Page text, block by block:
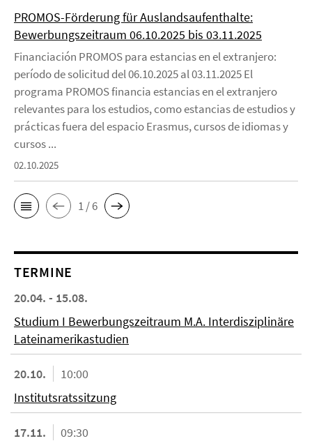
PROMOS-Förderung für Auslandsaufenthalte:
Bewerbungszeitraum 06.10.2025 bis 03.11.2025
Financiación PROMOS para estancias en el extranjero:
período de solicitud del 06.10.2025 al 03.11.2025 El
programa PROMOS financia estancias en el extranjero
relevantes para los estudios, como estancias de estudios y
prácticas fuera del espacio Erasmus, cursos de idiomas y
cursos ...
02.10.2025
1 / 6
TERMINE
20.04. - 15.08.
Studium I Bewerbungszeitraum M.A. Interdisziplinäre
Lateinamerikastudien
20.10.
10:00
Institutsratssitzung
17.11.
09:30